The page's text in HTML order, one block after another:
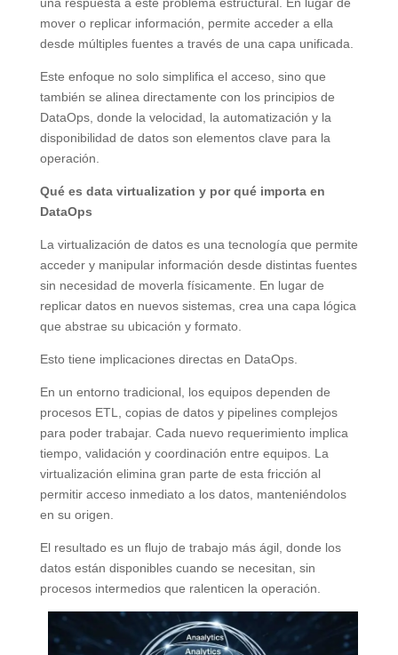
mover o replicar información, permite acceder a ella
desde múltiples fuentes a través de una capa unificada.
Este enfoque no solo simplifica el acceso, sino que
también se alinea directamente con los principios de
DataOps, donde la velocidad, la automatización y la
disponibilidad de datos son elementos clave para la
operación.
Qué es data virtualization y por qué importa en
DataOps
La virtualización de datos es una tecnología que permite
acceder y manipular información desde distintas fuentes
sin necesidad de moverla físicamente. En lugar de
replicar datos en nuevos sistemas, crea una capa lógica
que abstrae su ubicación y formato.
Esto tiene implicaciones directas en DataOps.
En un entorno tradicional, los equipos dependen de
procesos ETL, copias de datos y pipelines complejos
para poder trabajar. Cada nuevo requerimiento implica
tiempo, validación y coordinación entre equipos. La
virtualización elimina gran parte de esta fricción al
permitir acceso inmediato a los datos, manteniéndolos
en su origen.
El resultado es un flujo de trabajo más ágil, donde los
datos están disponibles cuando se necesitan, sin
procesos intermedios que ralenticen la operación.